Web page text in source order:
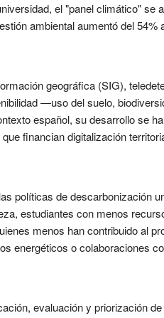
el "panel climático" se
ambiental aumentó del
geográfica (SIG),
—uso del suelo,
español, su desarrollo se
financian digitalización
políticas de descarbonización
estudiantes con menos
menos han contribuido al
energéticos o colaboraciones
evaluación y priorización